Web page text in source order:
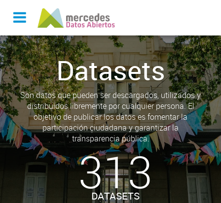
Datasets
Son datos que pueden ser descargados, utilizados y
distribuidos libremente por cualquier persona. El
objetivo de publicar los datos es fomentar la
participación ciudadana y garantizar la
transparencia pública.
313
DATASETS